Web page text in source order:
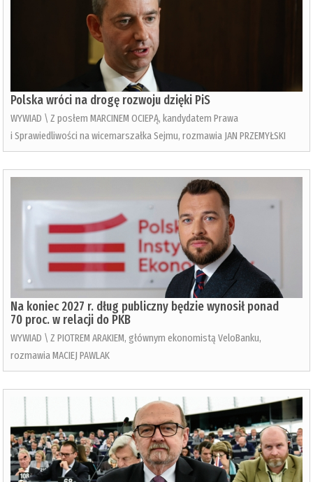
Polska wróci na drogę rozwoju dzięki PiS
WYWIAD \ Z posłem MARCINEM OCIEPĄ, kandydatem Prawa
i Sprawiedliwości na wicemarszałka Sejmu, rozmawia JAN PRZEMYŁSKI
Na koniec 2027 r. dług publiczny będzie wynosił ponad
70 proc. w relacji do PKB
WYWIAD \ Z PIOTREM ARAKIEM, głównym ekonomistą VeloBanku,
rozmawia MACIEJ PAWLAK